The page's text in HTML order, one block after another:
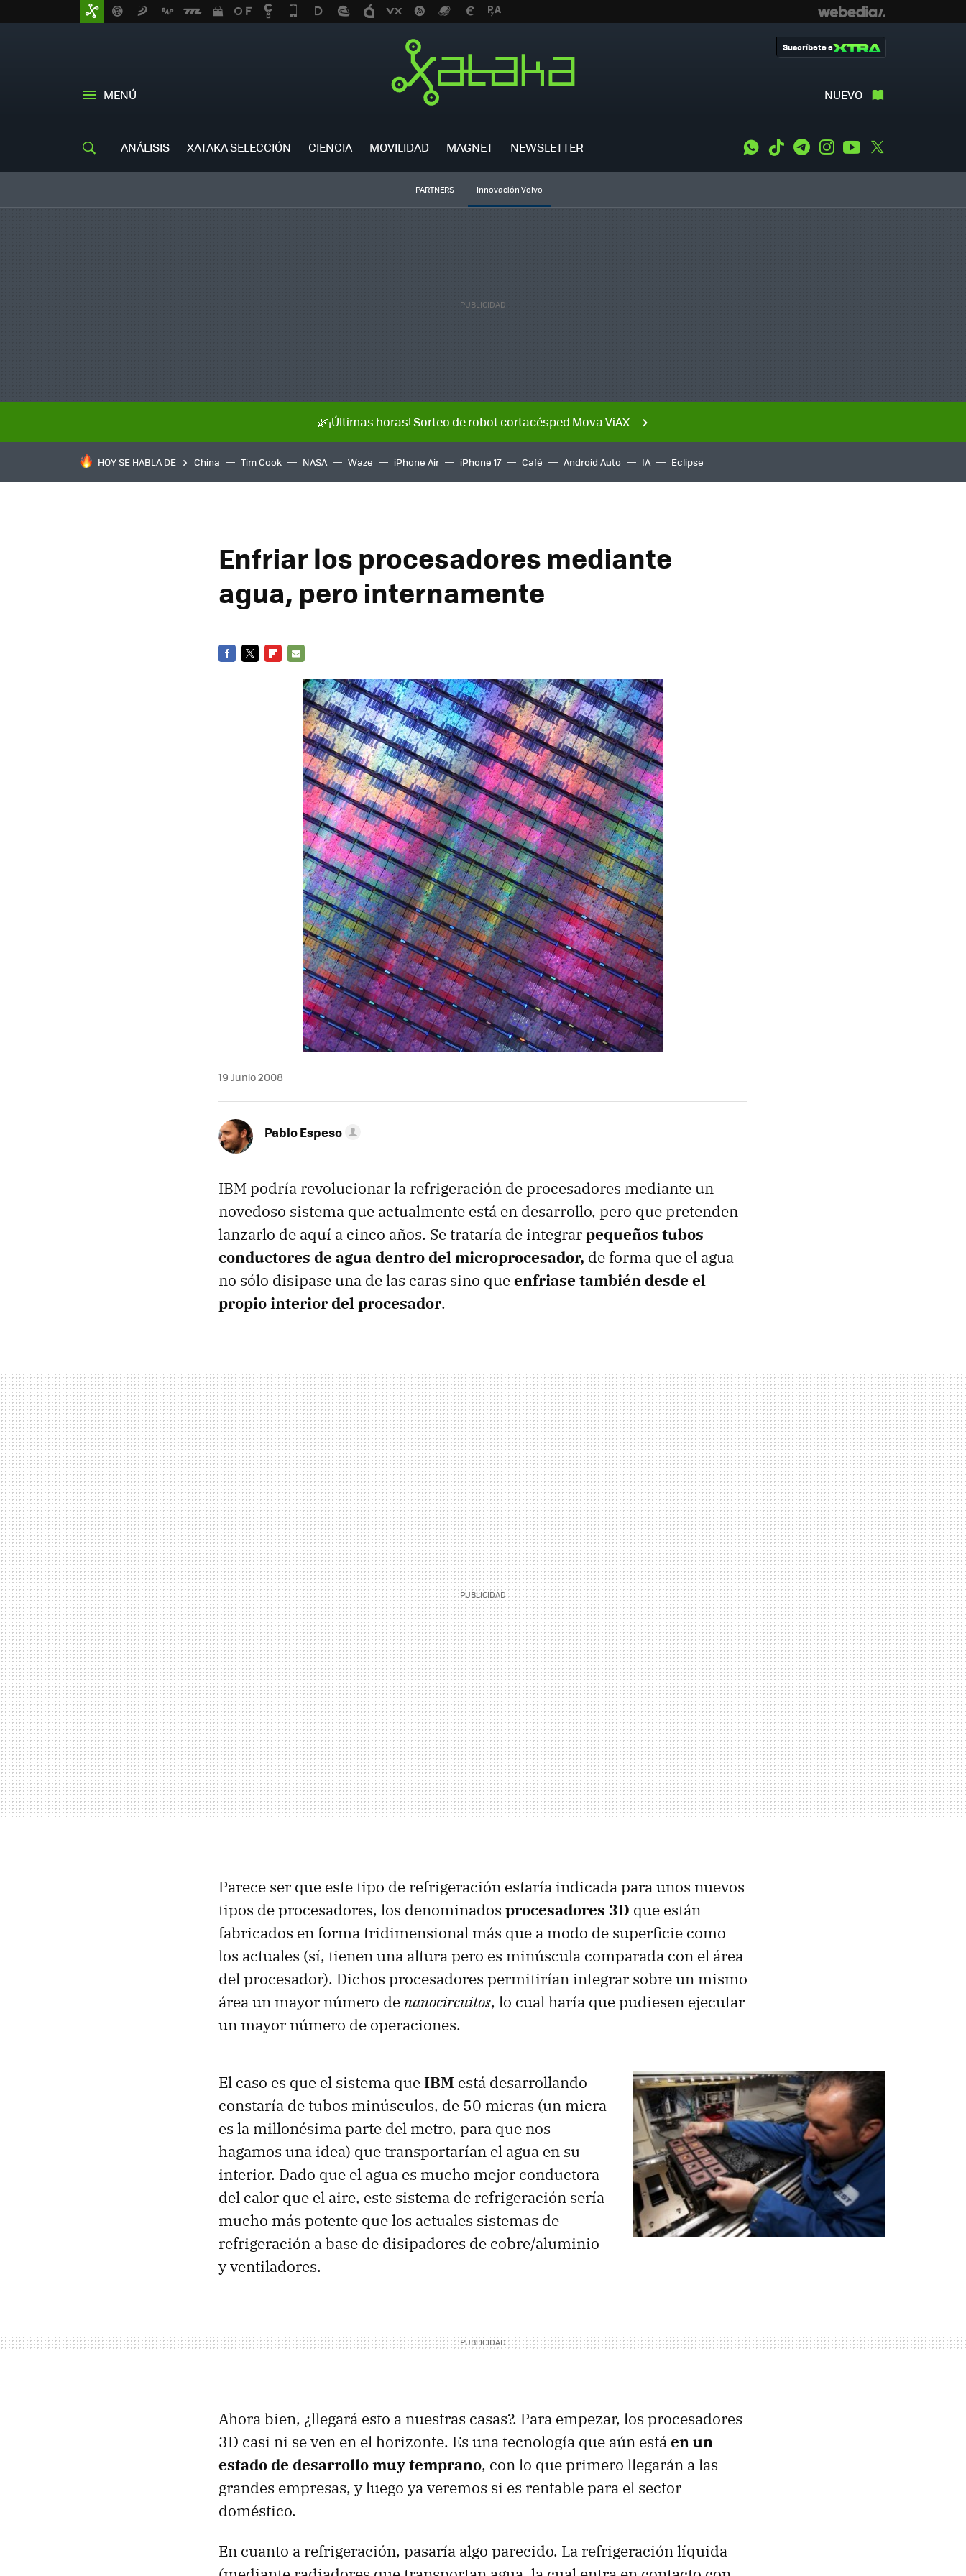
MENÚ NUEVO
Suscríbete a
ANÁLISIS XATAKA SELECCIÓN CIENCIA MOVILIDAD MAGNET NEWSLETTER WhatsApp
Tiktok TelegramInstagramYoutube
PARTNERS Innovación Volvo
🌿¡Últimas horas! Sorteo de robot cortacésped Mova ViAX
HOY SE HABLA DE China Tim Cook NASA Waze iPhone Air iPhone 17 Café Android Auto IA Eclipse
Enfriar los procesadores mediante
agua, pero internamente
MAIL
19 Junio 2008
Pablo Espeso
IBM podría revolucionar la refrigeración de procesadores mediante un
novedoso sistema que actualmente está en desarrollo, pero que pretenden
lanzarlo de aquí a cinco años. Se trataría de integrarpequeños tubos
conductores de agua dentro del microprocesador, de forma que el agua
no sólo disipase una de las caras sino queenfriase también desde el
propio interior del procesador.
Parece ser que este tipo de refrigeración estaría indicada para unos nuevos
tipos de procesadores, los denominados procesadores 3D que están
fabricados en forma tridimensional más que a modo de superficie como
los actuales (sí, tienen una altura pero es minúscula comparada con el área
del procesador). Dichos procesadores permitirían integrar sobre un mismo
área un mayor número de nanocircuitos, lo cual haría que pudiesen ejecutar
un mayor número de operaciones.
El caso es que el sistema queIBM está desarrollando
constaría de tubos minúsculos, de 50 micras (un micra
es la millonésima parte del metro, para que nos
hagamos una idea) que transportarían el agua en su
interior. Dado que el agua es mucho mejor conductora
del calor que el aire, este sistema de refrigeración sería
mucho más potente que los actuales sistemas de
refrigeración a base de disipadores de cobre/aluminio
y ventiladores.
Ahora bien, ¿llegará esto a nuestras casas?. Para empezar, los procesadores
3D casi ni se ven en el horizonte. Es una tecnología que aún estáen un
estado de desarrollo muy temprano, con lo que primero llegarán a las
grandes empresas, y luego ya veremos si es rentable para el sector
doméstico.
En cuanto a refrigeración, pasaría algo parecido. La refrigeración líquida